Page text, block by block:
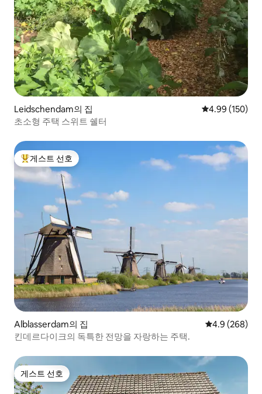
Leidschendam의 집 평점 4.99점(5
4.99 (150)
초소형 주택 스위트 쉘터
상위 게스트 선호
게스트 선호
Alblasserdam의 집 평점 4.9점(5
4.9 (268)
킨데르다이크의 독특한 전망을 자랑하는 주택.
게스트 선호
게스트 선호